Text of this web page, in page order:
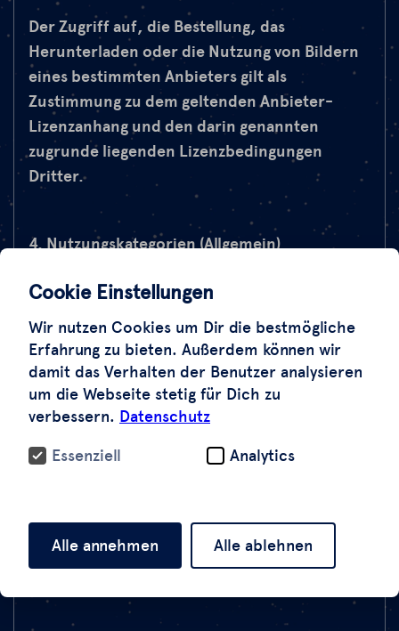
Der Zugriff auf, die Bestellung, das
Herunterladen oder die Nutzung von Bildern
eines bestimmten Anbieters gilt als
Zustimmung zu dem geltenden Anbieter-
Lizenzanhang und den darin genannten
zugrunde liegenden Lizenzbedingungen
Dritter.
4. Nutzungskategorien (Allgemein)
Bilder dürfen intern verwendet werden für:
Recherchen und Verifizierungen,
Cookie Einstellungen
Wir nutzen Cookies um Dir die bestmögliche
Erfahrung zu bieten. Außerdem können wir
damit das Verhalten der Benutzer analysieren
um die Webseite stetig für Dich zu
verbessern. Datenschutz
Essenziell
Analytics
Alle annehmen Alle ablehnen